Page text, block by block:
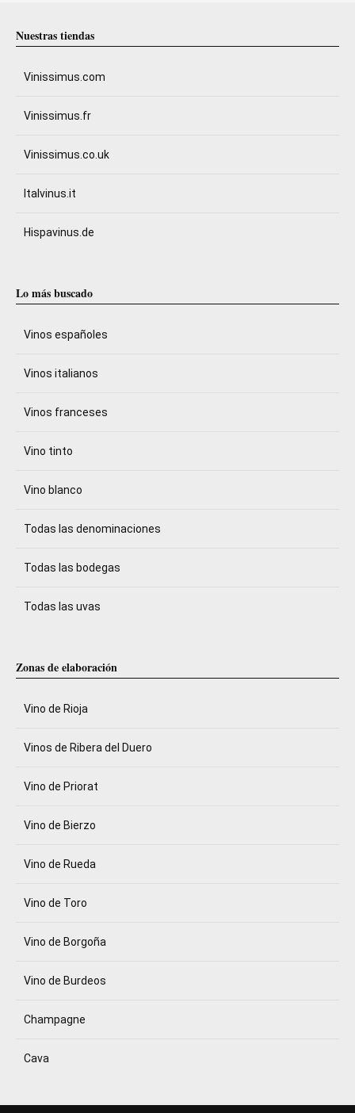
Nuestras tiendas
Vinissimus.com
Vinissimus.fr
Vinissimus.co.uk
Italvinus.it
Hispavinus.de
Lo más buscado
Vinos españoles
Vinos italianos
Vinos franceses
Vino tinto
Vino blanco
Todas las denominaciones
Todas las bodegas
Todas las uvas
Zonas de elaboración
Vino de Rioja
Vinos de Ribera del Duero
Vino de Priorat
Vino de Bierzo
Vino de Rueda
Vino de Toro
Vino de Borgoña
Vino de Burdeos
Champagne
Cava